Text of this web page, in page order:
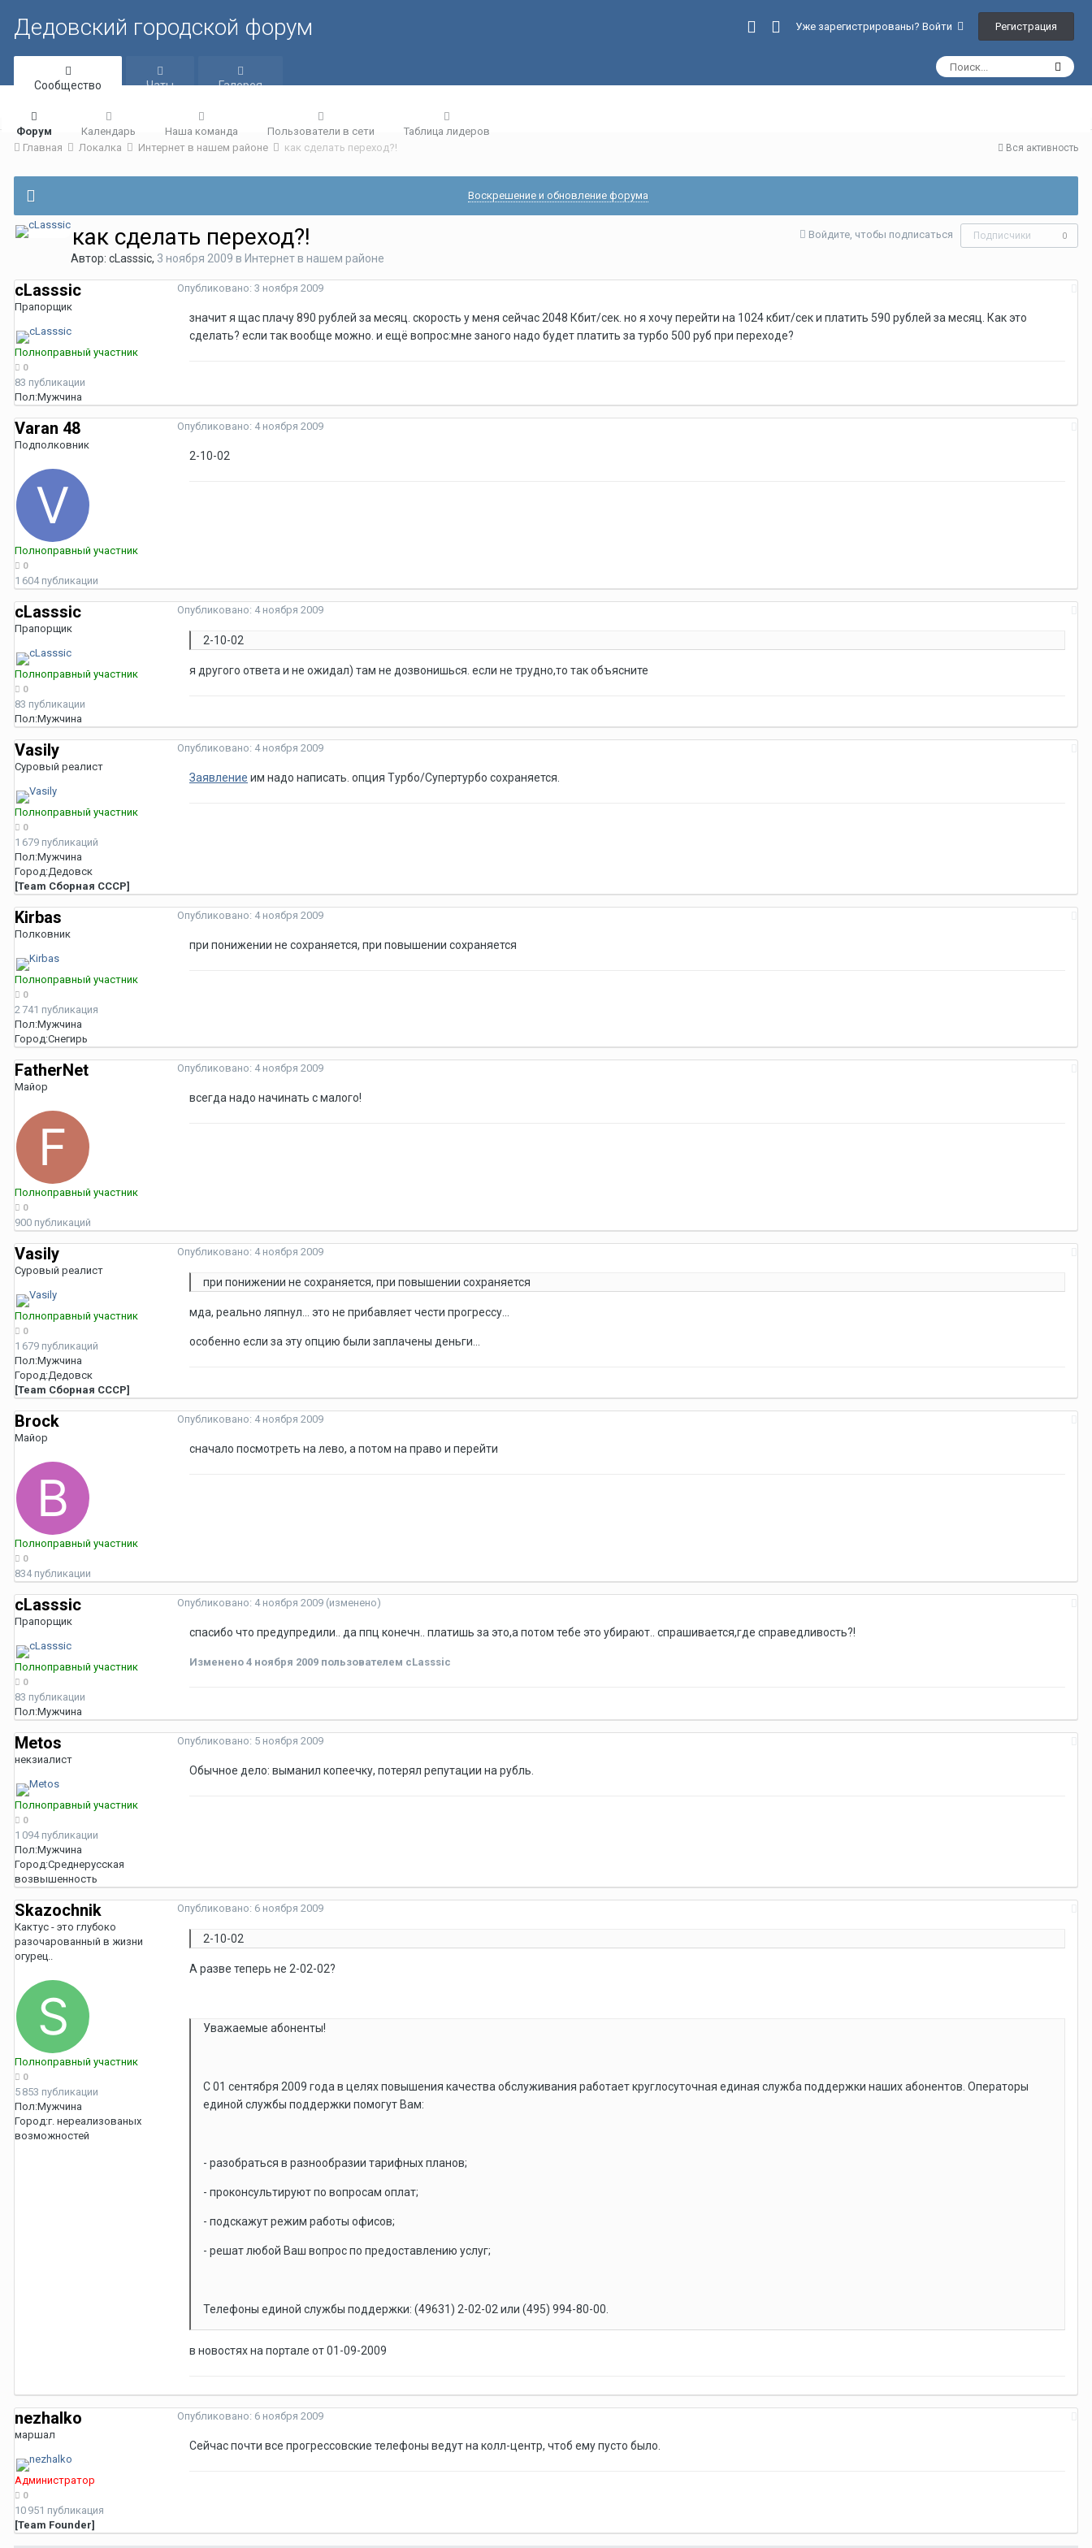
Дедовский городской форум Уже зарегистрированы? Войти Регистрация
Сообщество
Форум Календарь Наша команда Пользователи в сети Таблица лидеров
Чаты Галерея
Вся активность
Главная Локалка Интернет в нашем районе как сделать переход?!
Воскрешение и обновление форума
Войдите, чтобы подписаться Подписчики 0
как сделать переход?!
Автор: cLasssic, 3 ноября 2009 в Интернет в нашем районе
cLasssic
Прапорщик
Полноправный участник
0
83 публикации
Пол:Мужчина
Опубликовано: 3 ноября 2009
значит я щас плачу 890 рублей за месяц. скорость у меня сейчас 2048 Кбит/сек. но я хочу перейти на 1024 кбит/сек и платить 590 рублей за месяц. Как это
сделать? если так вообще можно. и ещё вопрос:мне заного надо будет платить за турбо 500 руб при переходе?
Vаrаn 48
Подполковник
Полноправный участник
0
1 604 публикации
Опубликовано: 4 ноября 2009
2-10-02
cLasssic
Прапорщик
Полноправный участник
0
83 публикации
Пол:Мужчина
Опубликовано: 4 ноября 2009
2-10-02
я другого ответа и не ожидал) там не дозвонишься. если не трудно,то так объясните
Vasily
Суровый реалист
Полноправный участник
0
1 679 публикаций
Пол:Мужчина
Город:Дедовск
[Team Сборная СССР]
Опубликовано: 4 ноября 2009
Заявление им надо написать. опция Турбо/Супертурбо сохраняется.
Kirbas
Полковник
Полноправный участник
0
2 741 публикация
Пол:Мужчина
Город:Снегирь
Опубликовано: 4 ноября 2009
при понижении не сохраняется, при повышении сохраняется
FatherNet
Майор
Полноправный участник
0
900 публикаций
Опубликовано: 4 ноября 2009
всегда надо начинать с малого!
Vasily
Суровый реалист
Полноправный участник
0
1 679 публикаций
Пол:Мужчина
Город:Дедовск
[Team Сборная СССР]
Опубликовано: 4 ноября 2009
при понижении не сохраняется, при повышении сохраняется
мда, реально ляпнул... это не прибавляет чести прогрессу...
особенно если за эту опцию были заплачены деньги...
Brock
Майор
Полноправный участник
0
834 публикации
Опубликовано: 4 ноября 2009
сначало посмотреть на лево, а потом на право и перейти
cLasssic
Прапорщик
Полноправный участник
0
83 публикации
Пол:Мужчина
Опубликовано: 4 ноября 2009 (изменено)
спасибо что предупредили.. да ппц конечн.. платишь за это,а потом тебе это убирают.. спрашивается,где справедливость?!
Изменено 4 ноября 2009 пользователем cLasssic
Metos
некзиалист
Полноправный участник
0
1 094 публикации
Пол:Мужчина
Город:Среднерусская
возвышенность
Опубликовано: 5 ноября 2009
Обычное дело: выманил копеечку, потерял репутации на рубль.
Skazochnik
Кактус - это глубоко
разочарованный в жизни
огурец..
Полноправный участник
0
5 853 публикации
Пол:Мужчина
Город:г. нереализованых
возможностей
Опубликовано: 6 ноября 2009
2-10-02
А разве теперь не 2-02-02?
Уважаемые абоненты!
C 01 сентября 2009 года в целях повышения качества обслуживания работает круглосуточная единая служба поддержки наших абонентов. Операторы
единой службы поддержки помогут Вам:
- разобраться в разнообразии тарифных планов;
- проконсультируют по вопросам оплат;
- подскажут режим работы офисов;
- решат любой Ваш вопрос по предоставлению услуг;
Телефоны единой службы поддержки: (49631) 2-02-02 или (495) 994-80-00.
в новостях на портале от 01-09-2009
nezhalko
маршал
Администратор
0
10 951 публикация
[Team Founder]
Опубликовано: 6 ноября 2009
Сейчас почти все прогрессовские телефоны ведут на колл-центр, чтоб ему пусто было.